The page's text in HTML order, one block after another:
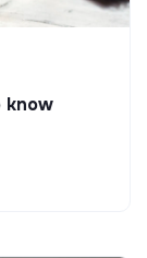
know